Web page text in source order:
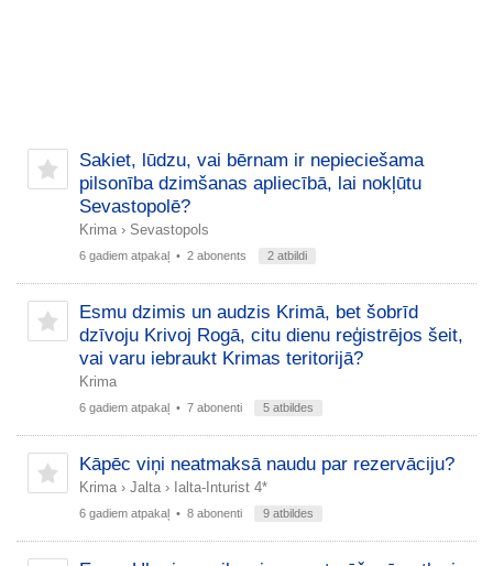
Sakiet, lūdzu, vai bērnam ir nepieciešama
pilsonība dzimšanas apliecībā, lai nokļūtu
Sevastopolē?
Krima › Sevastopols
6 gadiem atpakaļ • 2 abonents 2 atbildi
Esmu dzimis un audzis Krimā, bet šobrīd
dzīvoju Krivoj Rogā, citu dienu reģistrējos šeit,
vai varu iebraukt Krimas teritorijā?
Krima
6 gadiem atpakaļ • 7 abonenti 5 atbildes
Kāpēc viņi neatmaksā naudu par rezervāciju?
Krima › Jalta › Ialta-Inturist 4*
6 gadiem atpakaļ • 8 abonenti 9 atbildes